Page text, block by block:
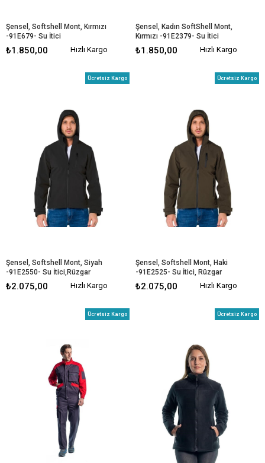
Şensel, Softshell Mont, Kırmızı
-91E679- Su İtici
₺1.850,00 Hızlı Kargo
Şensel, Kadın SoftShell Mont,
Kırmızı -91E2379- Su İtici
₺1.850,00 Hızlı Kargo
Şensel, Softshell Mont, Siyah
-91E2550- Su İtici,Rüzgar
Geçirmez
₺2.075,00
Ücretsiz Kargo
Hızlı Kargo
Şensel, Softshell Mont, Haki
-91E2525- Su İtici, Rüzgar
Geçirmez
₺2.075,00
Ücretsiz Kargo
Hızlı Kargo
Ücretsiz Kargo Ücretsiz Kargo